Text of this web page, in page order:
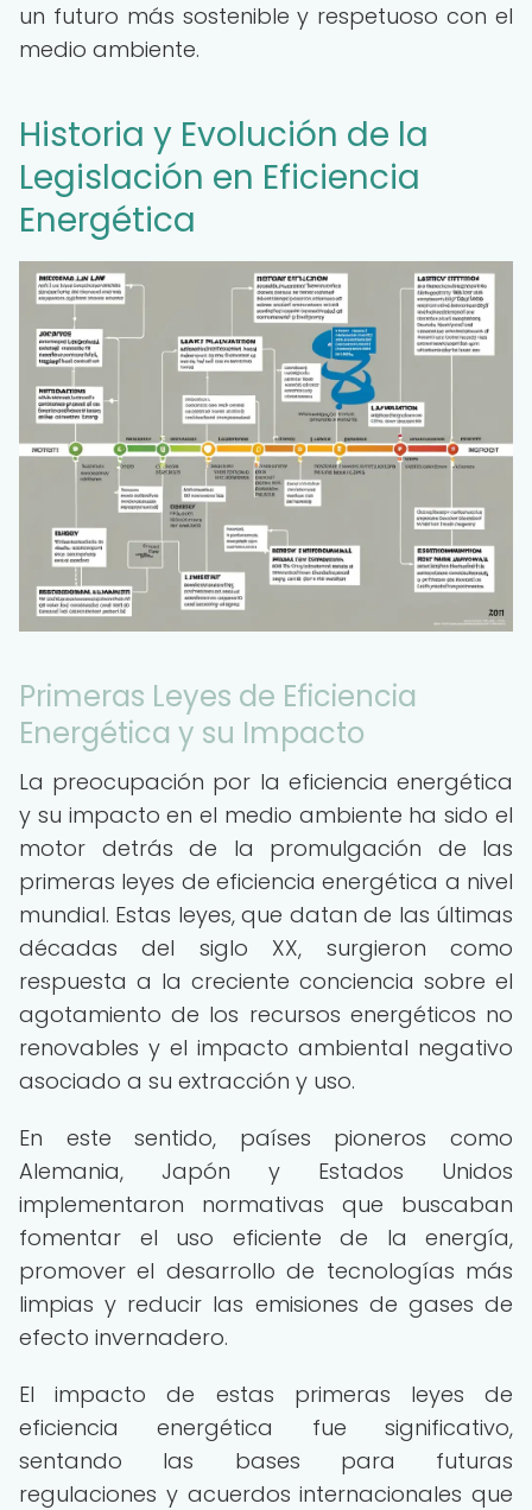
un futuro más sostenible y respetuoso con el
medio ambiente.
Historia y Evolución de la
Legislación en Eficiencia
Energética
Primeras Leyes de Eficiencia
Energética y su Impacto
La preocupación por la eficiencia energética
y su impacto en el medio ambiente ha sido el
motor detrás de la promulgación de las
primeras leyes de eficiencia energética a nivel
mundial. Estas leyes, que datan de las últimas
décadas del siglo XX, surgieron como
respuesta a la creciente conciencia sobre el
agotamiento de los recursos energéticos no
renovables y el impacto ambiental negativo
asociado a su extracción y uso.
En este sentido, países pioneros como
Alemania, Japón y Estados Unidos
implementaron normativas que buscaban
fomentar el uso eficiente de la energía,
promover el desarrollo de tecnologías más
limpias y reducir las emisiones de gases de
efecto invernadero.
El impacto de estas primeras leyes de
eficiencia energética fue significativo,
sentando las bases para futuras
regulaciones y acuerdos internacionales que